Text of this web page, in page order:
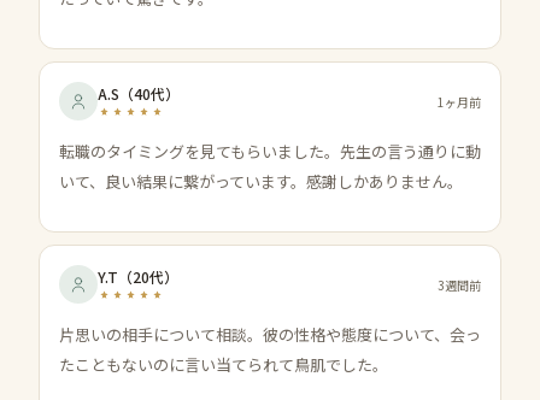
A.S （40代） 1ヶ月前
転職のタイミングを見てもらいました。先生の言う通りに動
いて、良い結果に繋がっています。感謝しかありません。
Y.T （20代） 3週間前
片思いの相手について相談。彼の性格や態度について、会っ
たこともないのに言い当てられて鳥肌でした。